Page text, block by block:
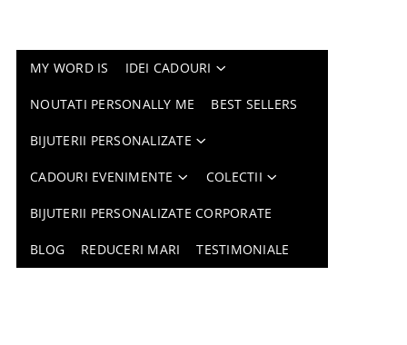
MY WORD IS IDEI CADOURI
NOUTATI PERSONALLY ME BEST SELLERS
BIJUTERII PERSONALIZATE
CADOURI EVENIMENTE COLECTII
BIJUTERII PERSONALIZATE CORPORATE
BLOG REDUCERI MARI TESTIMONIALE